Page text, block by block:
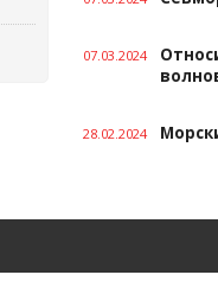
07.03.2024
28.02.2024